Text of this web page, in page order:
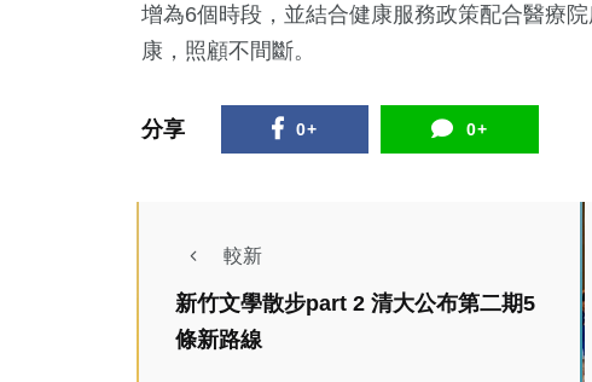
增為6個時段，並結合健康服務政策配合醫療
康，照顧不間斷。
分享 0+ 0+
較新
新竹文學散步part 2 清大公布第二期5
條新路線